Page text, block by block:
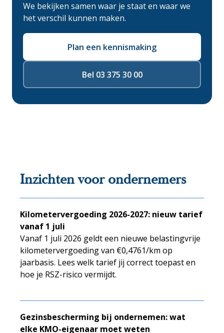
We bekijken samen waar je staat en waar we
het verschil kunnen maken.
Plan een kennismaking
Bel 03 375 30 00
Inzichten voor ondernemers
Kilometervergoeding 2026-2027: nieuw tarief
vanaf 1 juli
Vanaf 1 juli 2026 geldt een nieuwe belastingvrije
kilometervergoeding van €0,4761/km op
jaarbasis. Lees welk tarief jij correct toepast en
hoe je RSZ-risico vermijdt.
Gezinsbescherming bij ondernemen: wat
elke KMO-eigenaar moet weten